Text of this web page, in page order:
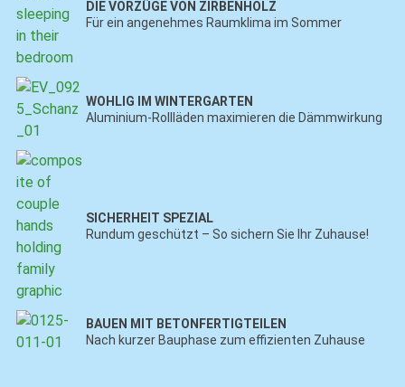
DIE VORZÜGE VON ZIRBENHOLZ
Für ein angenehmes Raumklima im Sommer
WOHLIG IM WINTERGARTEN
Aluminium-Rollläden maximieren die Dämmwirkung
SICHERHEIT SPEZIAL
Rundum geschützt – So sichern Sie Ihr Zuhause!
BAUEN MIT BETONFERTIGTEILEN
Nach kurzer Bauphase zum effizienten Zuhause